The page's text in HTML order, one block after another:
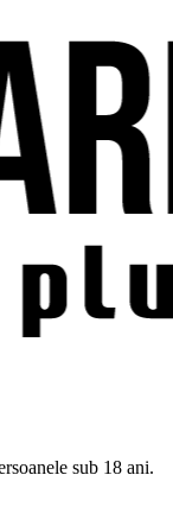
sub 18 ani.